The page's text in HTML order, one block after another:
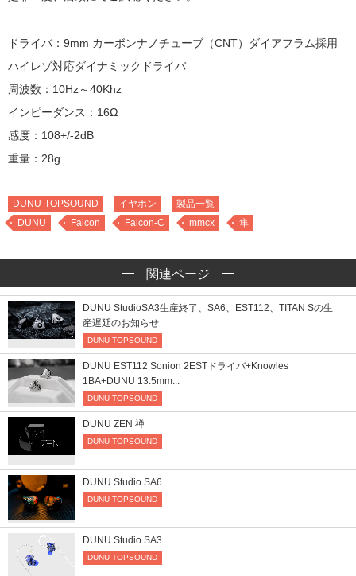
ドライバ：9mm カーボンナノチューブ（CNT）ダイアフラム採用
ハイレゾ対応ダイナミックドライバ
周波数：10Hz～40Khz
インピーダンス：16Ω
感度：108+/-2dB
重量：28g
DUNU-TOPSOUND イヤホン
製品一覧
DUNU
Falcon Falcon-C mmcx 隼
関連ページ
DUNU StudioSA3生産終了、SA6、EST112、TITAN Sの生
産遅延のお知らせ
DUNU-TOPSOUND
DUNU EST112 Sonion 2ESTドライバ+Knowles
1BA+DUNU 13.5mm...
DUNU-TOPSOUND
DUNU ZEN 禅
DUNU-TOPSOUND
DUNU Studio SA6
DUNU-TOPSOUND
DUNU Studio SA3
DUNU-TOPSOUND